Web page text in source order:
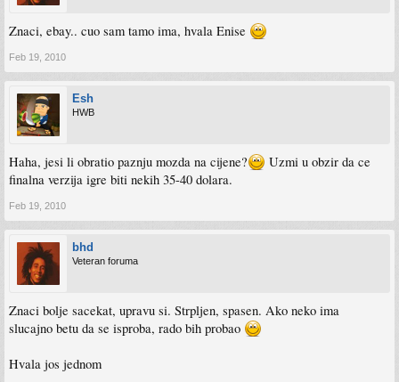
Znaci, ebay.. cuo sam tamo ima, hvala Enise
Feb 19, 2010
Esh
HWB
Haha, jesi li obratio paznju mozda na cijene?
Uzmi u obzir da ce
finalna verzija igre biti nekih 35-40 dolara.
Feb 19, 2010
bhd
Veteran foruma
Znaci bolje sacekat, upravu si. Strpljen, spasen. Ako neko ima
slucajno betu da se isproba, rado bih probao
Hvala jos jednom